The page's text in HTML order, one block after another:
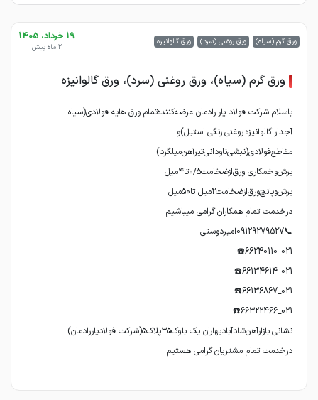
ورق گرم (سیاه) ورق روغنی (سرد) ورق گالوانیزه 19 خرداد، 1405
2 ماه پیش
ورق گرم (سیاه)، ورق روغنی (سرد)، ورق گالوانیزه
باسلام شرکت فولاد یار رادمان عرضه‌کننده‌تمام ورق هایه فولادی(سیاه.
درخدمت تمام مشتریان گرامی هستیم